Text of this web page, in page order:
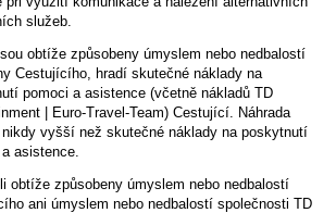
služeb.
obtíže způsobeny úmyslem nebo nedbalostí
Cestujícího, hradí skutečné náklady na
pomoci a asistence (včetně nákladů TD
| Euro-Travel-Team) Cestující. Náhrada
nikdy vyšší než skutečné náklady na poskytnutí
asistence.
obtíže způsobeny úmyslem nebo nedbalostí
ani úmyslem nebo nedbalostí společnosti TD